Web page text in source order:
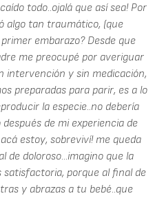
todo..ojalá que así sea! Por
algo tan traumático, (que
embarazo? Desde que
me preocupé por averiguar
intervención y sin medicación,
preparadas para parir, es a lo
la especie..no debería
de mi experiencia de
estoy, sobreviví! me queda
de doloroso...imagino que la
porque al final de
y abrazas a tu bebé..que